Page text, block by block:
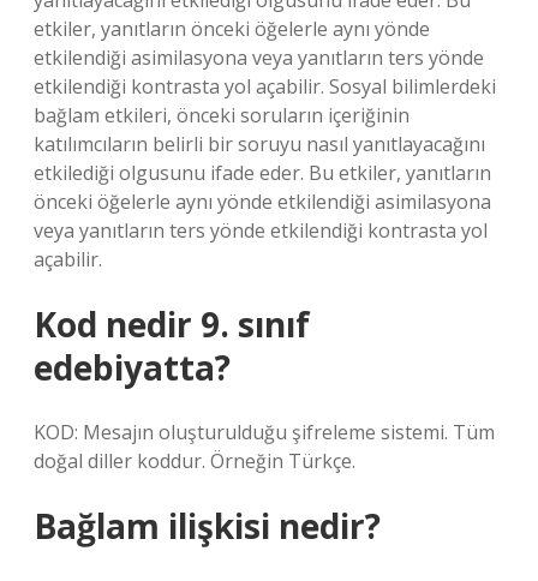
etkiler, yanıtların önceki öğelerle aynı yönde
etkilendiği asimilasyona veya yanıtların ters yönde
etkilendiği kontrasta yol açabilir. Sosyal bilimlerdeki
bağlam etkileri, önceki soruların içeriğinin
katılımcıların belirli bir soruyu nasıl yanıtlayacağını
etkilediği olgusunu ifade eder. Bu etkiler, yanıtların
önceki öğelerle aynı yönde etkilendiği asimilasyona
veya yanıtların ters yönde etkilendiği kontrasta yol
açabilir.
Kod nedir 9. sınıf
edebiyatta?
KOD: Mesajın oluşturulduğu şifreleme sistemi. Tüm
doğal diller koddur. Örneğin Türkçe.
Bağlam ilişkisi nedir?